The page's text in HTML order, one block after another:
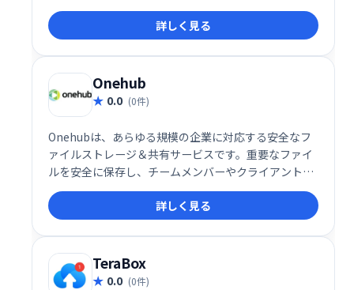
ン管理などを提供し、チームでの作業効率を向上させ
ます。SaaS、iOS、Androidに対応し、ドキュメント
やウェビナーによるトレーニングも用意。月額$2.50〜
利用可能で、無料プランと無料トライアルも提供して
います。Onehub、Box、Tresoritなどとの競合製品
として、高い利便性を誇ります。
詳しく見る
Onehub
0.0 (0件)
Onehubは、あらゆる規模の企業に対応する安全なフ
ァイルストレージ＆共有サービスです。重要なファイ
ルを安全に保存し、チームメンバーやクライアントと
簡単に共有できます。スムーズな共同作業を実現し、
ビジネスの効率化をサポートします。
詳しく見る
TeraBox
0.0 (0件)